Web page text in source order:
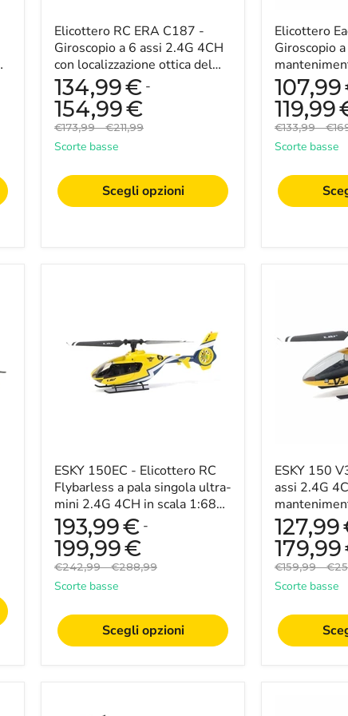
ottica
del
flusso
e
mantenimento
dell'altitudine
-
Scala
RTF
per
principianti
e
Elicottero RC ERA C187 -
Giroscopio a 6 assi 2.4G 4CH
con localizzazione ottica del
flusso e mantenimento
dell'altitu...
134,99€ -
154,99€
Prezzo
originale
€173,99 -Prezzo
€211,99
Scorte basse
Scegli opzioni
senza
flybar
-
Perfetto
per
principianti
e
piloti
esperti
Elicottero
Giroscopio
RC senza
...
107,99
119,99
Prezzo
originale
€133,99 -
Scorte basse
RC
Flybarless
in
scala
1:68
con
percorso
stabile
e
altitudine
controllabile
Perfetto
per
piloti
ESKY 150EC - Elicottero RC
Flybarless a pala singola ultra-
mini 2.4G 4CH in scala 1:68
con percorso stabile e altitud...
193,99€ -
199,99€
Prezzo
originale
€242,99 -Prezzo
€288,99
Scorte basse
Scegli opzioni
Giroscopio
e
controller
di
volo
CC3D
Elicottero
RC
Flybarless
-
per
principianti
e
ESKY 150
assi 2.4G
e controller
Elicottero RC
127,99
179,99
Prezzo
originale
€159,99 -
Scorte basse